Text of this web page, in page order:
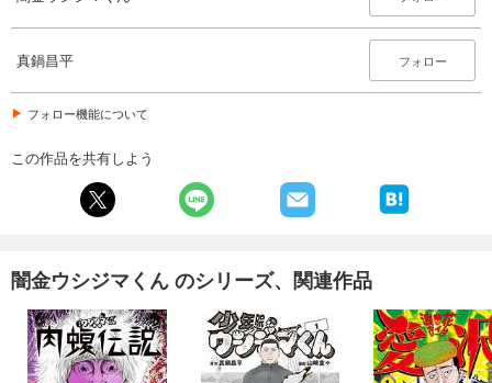
真鍋昌平 フォロー
フォロー機能について
この作品を共有しよう
闇金ウシジマくん のシリーズ、関連作品